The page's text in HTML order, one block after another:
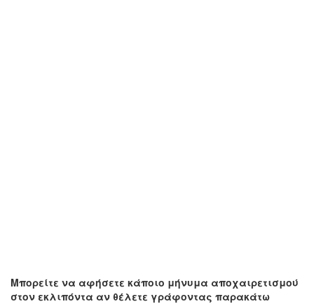
Μπορείτε να αφήσετε κάποιο μήνυμα αποχαιρετισμού
στον εκλιπόντα αν θέλετε γράφοντας παρακάτω